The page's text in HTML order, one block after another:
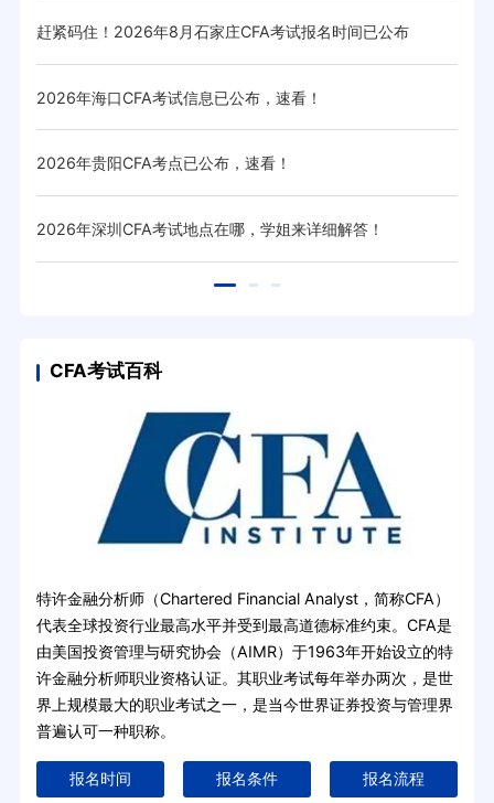
赶紧码住！2026年8月石家庄CFA考试报名时间已公布
2026年海口CFA考试信息已公布，速看！
2026年贵阳CFA考点已公布，速看！
2026年深圳CFA考试地点在哪，学姐来详细解答！
CFA考试百科
特许金融分析师（Chartered Financial Analyst，简称CFA）
代表全球投资行业最高水平并受到最高道德标准约束。CFA是
由美国投资管理与研究协会（AIMR）于1963年开始设立的特
许金融分析师职业资格认证。其职业考试每年举办两次，是世
界上规模最大的职业考试之一，是当今世界证券投资与管理界
普遍认可一种职称。
报名时间 报名条件 报名流程